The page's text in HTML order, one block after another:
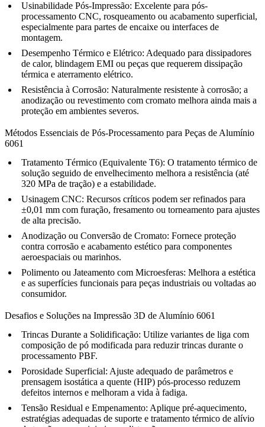
Usinabilidade Pós-Impressão: Excelente para pós-
processamento CNC, rosqueamento ou acabamento superficial,
especialmente para partes de encaixe ou interfaces de
montagem.
Desempenho Térmico e Elétrico: Adequado para dissipadores
de calor, blindagem EMI ou peças que requerem dissipação
térmica e aterramento elétrico.
Resistência à Corrosão: Naturalmente resistente à corrosão; a
anodização ou revestimento com cromato melhora ainda mais a
proteção em ambientes severos.
Métodos Essenciais de Pós-Processamento para Peças de Alumínio
6061
Tratamento Térmico (Equivalente T6): O tratamento térmico de
solução seguido de envelhecimento melhora a resistência (até
320 MPa de tração) e a estabilidade.
Usinagem CNC: Recursos críticos podem ser refinados para
±0,01 mm com furação, fresamento ou torneamento para ajustes
de alta precisão.
Anodização ou Conversão de Cromato: Fornece proteção
contra corrosão e acabamento estético para componentes
aeroespaciais ou marinhos.
Polimento ou Jateamento com Microesferas: Melhora a estética
e as superfícies funcionais para peças industriais ou voltadas ao
consumidor.
Desafios e Soluções na Impressão 3D de Alumínio 6061
Trincas Durante a Solidificação: Utilize variantes de liga com
composição de pó modificada para reduzir trincas durante o
processamento PBF.
Porosidade Superficial: Ajuste adequado de parâmetros e
prensagem isostática a quente (HIP) pós-processo reduzem
defeitos internos e melhoram a vida à fadiga.
Tensão Residual e Empenamento: Aplique pré-aquecimento,
estratégias adequadas de suporte e tratamento térmico de alívio